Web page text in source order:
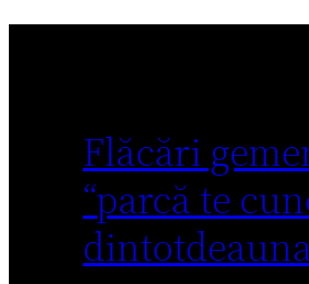
Flăcări
“parcă te